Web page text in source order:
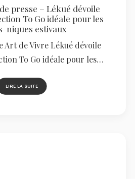
presse – Lékué dévoile
To Go idéale pour les
niques estivaux
Art de Vivre Lékué dévoile
To Go idéale pour les…
LIRE LA SUITE